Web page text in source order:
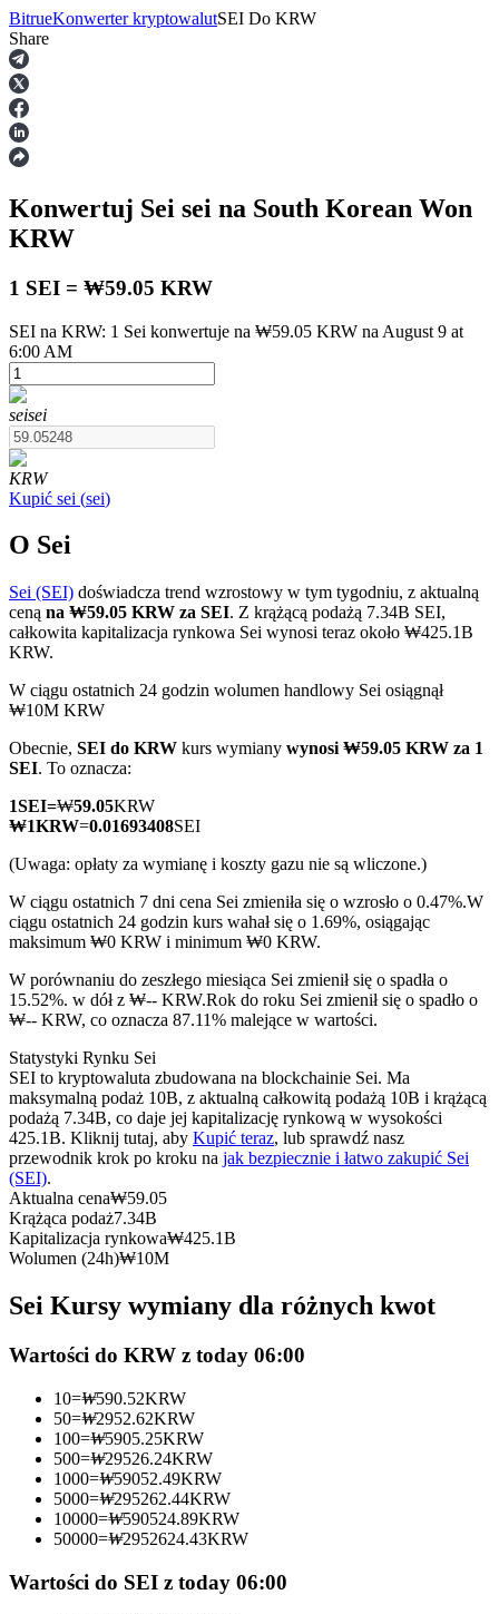
Kontrakty terminowe
Kontrakty terminowe na USDT
Kontrakty terminowe COIN-M
Kontrakty terminowe na kryptowaluty
TradFi
Instrumenty pochodne na akcje, forex, metale szlachetne i
towary
Kontrakty terminowe na USDC
Kopiowanie Transakcji
Dołącz do najlepszych traderów
Zostań traderem kopiującym
Ciesz się podziałem zysków i prowizjami z kopiowania
transakcji
BitrueKonwerter kryptowalutSEI Do KRW
Share
Konwertuj Sei sei na South Korean Won
KRW
1 SEI = ₩59.05 KRW
SEI na KRW: 1 Sei konwertuje na ₩59.05 KRW na August 9 at
6:00 AM
seisei
KRW
Kupić sei (sei)
O Sei
Sei (SEI) doświadcza trend wzrostowy w tym tygodniu, z aktualną
ceną na ₩59.05 KRW za SEI. Z krążącą podażą 7.34B SEI,
całkowita kapitalizacja rynkowa Sei wynosi teraz około ₩425.1B
KRW.
W ciągu ostatnich 24 godzin wolumen handlowy Sei osiągnął
₩10M KRW
Obecnie, SEI do KRW kurs wymiany wynosi ₩59.05 KRW za 1
SEI. To oznacza:
1SEI=₩59.05KRW
₩1KRW=0.01693408SEI
(Uwaga: opłaty za wymianę i koszty gazu nie są wliczone.)
W ciągu ostatnich 7 dni cena Sei zmieniła się o wzrosło o 0.47%.W
ciągu ostatnich 24 godzin kurs wahał się o 1.69%, osiągając
maksimum ₩0 KRW i minimum ₩0 KRW.
W porównaniu do zeszłego miesiąca Sei zmienił się o spadła o
15.52%. w dół z ₩-- KRW.Rok do roku Sei zmienił się o spadło o
₩-- KRW, co oznacza 87.11% malejące w wartości.
Statystyki Rynku Sei
SEI to kryptowaluta zbudowana na blockchainie Sei. Ma
maksymalną podaż 10B, z aktualną całkowitą podażą 10B i krążącą
podażą 7.34B, co daje jej kapitalizację rynkową w wysokości
425.1B. Kliknij tutaj, aby Kupić teraz, lub sprawdź nasz
przewodnik krok po kroku na jak bezpiecznie i łatwo zakupić Sei
(SEI).
Aktualna cena₩59.05
Krążąca podaż7.34B
Kapitalizacja rynkowa₩425.1B
Wolumen (24h)₩10M
Sei Kursy wymiany dla różnych kwot
Wartości do KRW z today 06:00
10=₩590.52KRW
50=₩2952.62KRW
100=₩5905.25KRW
500=₩29526.24KRW
1000=₩59052.49KRW
5000=₩295262.44KRW
10000=₩590524.89KRW
50000=₩2952624.43KRW
Wartości do SEI z today 06:00